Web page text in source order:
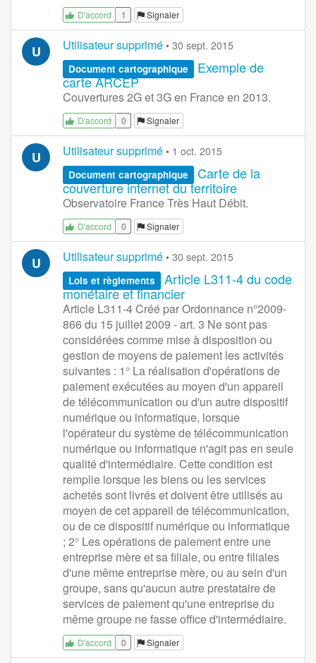
D'accord 1 Signaler
U Utilisateur supprimé • 30 sept. 2015
Document cartographique
Exemple de
carte ARCEP
Couvertures 2G et 3G en France en 2013.
D'accord 0 Signaler
U Utilisateur supprimé • 1 oct. 2015
Document cartographique
Carte de la
couverture internet du territoire
Observatoire France Très Haut Débit.
D'accord 0 Signaler
U Utilisateur supprimé • 30 sept. 2015
Lois et règlements
Article L311-4 du code
monétaire et financier
Article L311-4 Créé par Ordonnance n°2009-
866 du 15 juillet 2009 - art. 3 Ne sont pas
considérées comme mise à disposition ou
gestion de moyens de paiement les activités
suivantes : 1° La réalisation d'opérations de
paiement exécutées au moyen d'un appareil
de télécommunication ou d'un autre dispositif
numérique ou informatique, lorsque
l'opérateur du système de télécommunication
numérique ou informatique n'agit pas en seule
qualité d'intermédiaire. Cette condition est
remplie lorsque les biens ou les services
achetés sont livrés et doivent être utilisés au
moyen de cet appareil de télécommunication,
ou de ce dispositif numérique ou informatique
; 2° Les opérations de paiement entre une
entreprise mère et sa filiale, ou entre filiales
d'une même entreprise mère, ou au sein d'un
groupe, sans qu'aucun autre prestataire de
services de paiement qu'une entreprise du
même groupe ne fasse office d'intermédiaire.
D'accord 0 Signaler